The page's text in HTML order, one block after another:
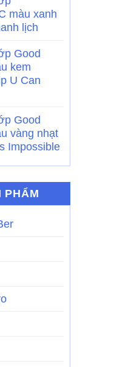
màu xanh
lịch
Good
kem
U Can
Good
vàng nhạt
Impossible
PHẨM